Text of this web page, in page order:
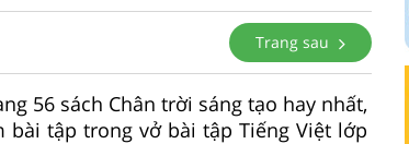
Trang sau
56 sách Chân trời sáng tạo hay nhất,
tập trong vở bài tập Tiếng Việt lớp